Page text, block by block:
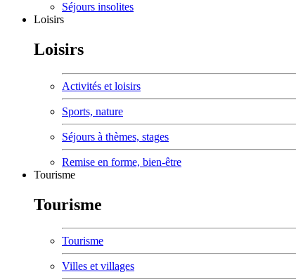
Séjours insolites
Loisirs
Loisirs
Activités et loisirs
Sports, nature
Séjours à thèmes, stages
Remise en forme, bien-être
Tourisme
Tourisme
Tourisme
Villes et villages